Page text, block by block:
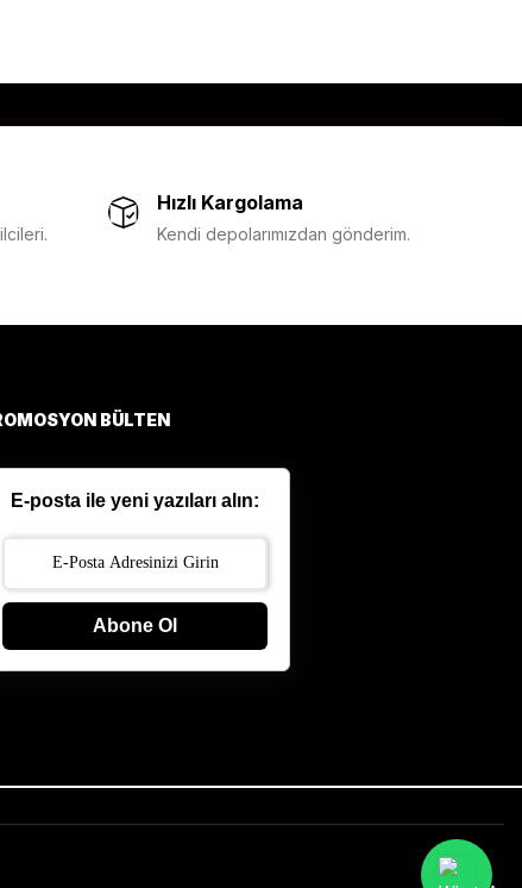
Hızlı Kargolama
Kendi depolarımızdan gönderim.
BÜLTEN
E-posta ile yeni yazıları alın:
Abone Ol